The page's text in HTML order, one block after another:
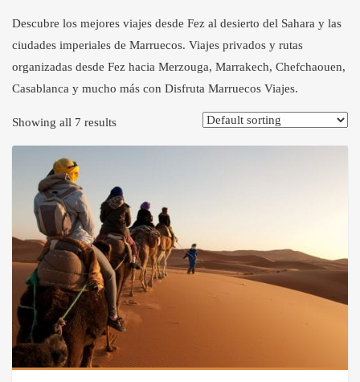
Descubre los mejores viajes desde Fez al desierto del Sahara y las
ciudades imperiales de Marruecos. Viajes privados y rutas
organizadas desde Fez hacia Merzouga, Marrakech, Chefchaouen,
Casablanca y mucho más con Disfruta Marruecos Viajes.
Showing all 7 results